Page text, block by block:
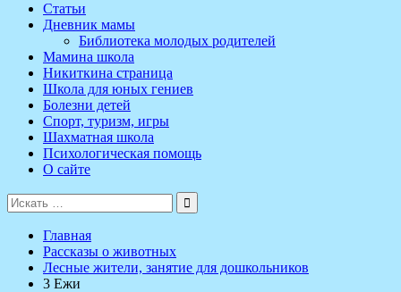
Статьи
Дневник мамы
Библиотека молодых родителей
Мамина школа
Никиткина страница
Школа для юных гениев
Болезни детей
Спорт, туризм, игры
Шахматная школа
Психологическая помощь
О сайте
Поиск
для:
Главная
Рассказы о животных
Лесные жители, занятие для дошкольников
3 Ежи